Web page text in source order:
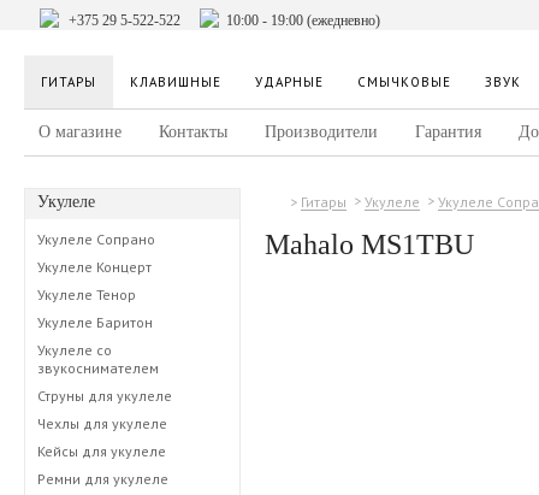
+375 29 5-522-522 10:00 - 19:00 (ежедневно)
ГИТАРЫ КЛАВИШНЫЕ УДАРНЫЕ СМЫЧКОВЫЕ ЗВУК
О магазине Контакты Производители Гарантия
Укулеле
Укулеле Сопрано
Укулеле Концерт
Укулеле Тенор
Укулеле Баритон
Укулеле со
звукоснимателем
Струны для укулеле
Чехлы для укулеле
Кейсы для укулеле
Ремни для укулеле
Гитары Укулеле Укулеле
Mahalo MS1TBU